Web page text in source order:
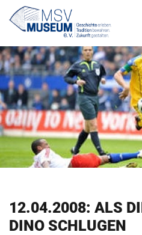
12.04.2008: ALS
DINO SCHLU­GEN